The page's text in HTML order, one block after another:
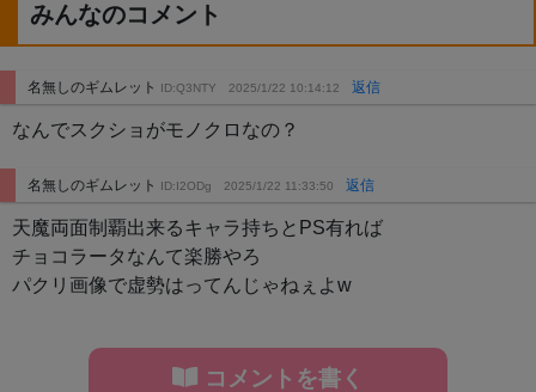
みんなのコメント
名無しのギムレット ID:Q3NTY 2025/1/22 10:14:12 返信
なんでスクショがモノクロなの？
名無しのギムレット ID:I2ODg 2025/1/22 11:33:50 返信
天魔両面制覇出来るキャラ持ちとPS有れば
チョコラータなんて楽勝やろ
パクリ画像で虚勢はってんじゃねぇよw
コメントを書く